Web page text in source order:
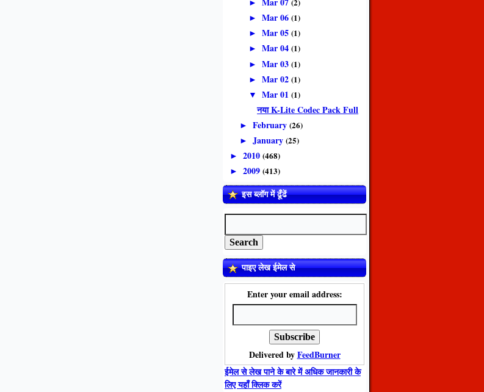
►
►Mar 06(1)
►Mar 05(1)
►Mar 04(1)
►Mar 03(1)
►Mar 02(1)
▼Mar 01(1)
नया K-Lite Codec Pack Full
► February (26)
► January (25)
► 2010 (468)
► 2009 (413)
इस ब्लॉग में ढूँढें
पाइए लेख ईमेल से
Enter your email address:
Delivered byFeedBurner
ईमेल से लेख पाने के बारे में अधिक जानकारी के
लिए यहाँ क्लिक करें